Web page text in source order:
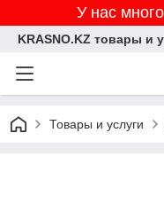
У нас
KRASNO.KZ товары и
Товары и услуги